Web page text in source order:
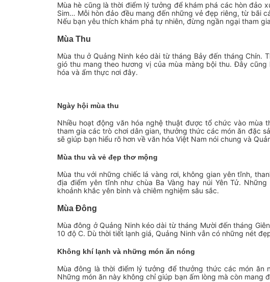
Mùa hè cũng là thời điểm lý tưởng để khám phá các hòn đảo
Sim… Mỗi hòn đảo đều mang đến những vẻ đẹp riêng, từ bãi
Nếu bạn yêu thích khám phá tự nhiên, đừng ngần ngại tham
Mùa Thu
Mùa thu ở Quảng Ninh kéo dài từ tháng Bảy đến tháng Chín.
gió thu mang theo hương vị của mùa màng bội thu. Đây
hóa và ẩm thực nơi đây.
Ngày hội mùa thu
Nhiều hoạt động văn hóa nghệ thuật được tổ chức vào mùa
tham gia các trò chơi dân gian, thưởng thức các món ăn đặc
sẽ giúp bạn hiểu rõ hơn về văn hóa Việt Nam nói chung và
Mùa thu và vẻ đẹp thơ mộng
Mùa thu với những chiếc lá vàng rơi, không gian yên tĩnh,
địa điểm yên tĩnh như chùa Ba Vàng hay núi Yên Tử.
khoảnh khắc yên bình và chiêm nghiệm sâu sắc.
Mùa Đông
Mùa đông ở Quảng Ninh kéo dài từ tháng Mười đến tháng
10 độ C. Dù thời tiết lạnh giá, Quảng Ninh vẫn có những nét
Không khí lạnh và những món ăn nóng
Mùa đông là thời điểm lý tưởng để thưởng thức các món
Những món ăn này không chỉ giúp bạn ấm lòng mà còn mang